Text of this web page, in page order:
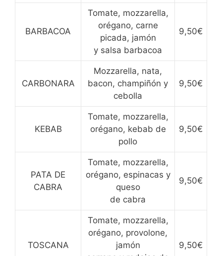
BARBACOA
Tomate, mozzarella,
orégano, carne
picada, jamón
y salsa barbacoa
9,50€
CARBONARA
Mozzarella, nata,
bacon, champiñón y
cebolla
9,50€
KEBAB
Tomate, mozzarella,
orégano, kebab de
pollo
9,50€
PATA DE
CABRA
Tomate, mozzarella,
orégano, espinacas y
queso
de cabra
9,50€
TOSCANA
Tomate, mozzarella,
orégano, provolone,
jamón
9,50€